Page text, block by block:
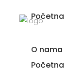
Početna
Početna
O nama